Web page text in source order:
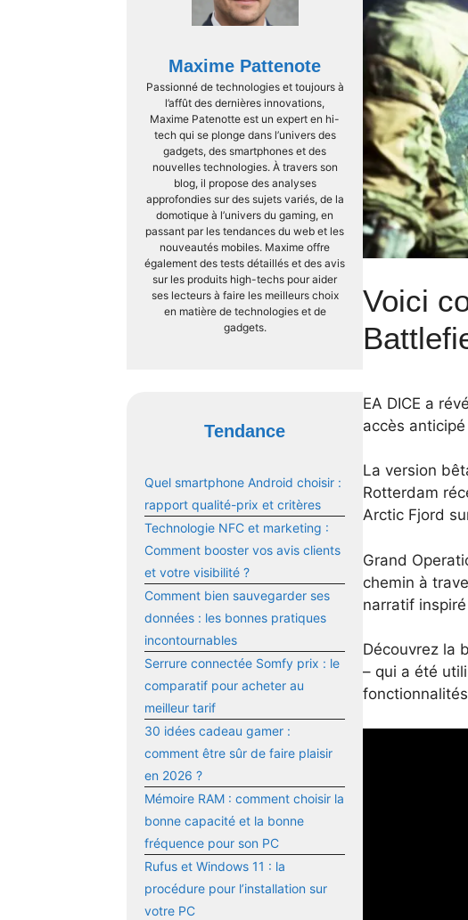
Maxime Pattenote
Passionné de technologies et toujours à
l’affût des dernières innovations,
Maxime Patenotte est un expert en hi-
tech qui se plonge dans l’univers des
gadgets, des smartphones et des
nouvelles technologies. À travers son
blog, il propose des analyses
approfondies sur des sujets variés, de la
domotique à l’univers du gaming, en
passant par les tendances du web et les
nouveautés mobiles. Maxime offre
également des tests détaillés et des avis
sur les produits high-techs pour aider
ses lecteurs à faire les meilleurs choix
en matière de technologies et de
gadgets.
Tendance
Quel smartphone Android choisir :
rapport qualité-prix et critères
Technologie NFC et marketing :
Comment booster vos avis clients
et votre visibilité ?
Comment bien sauvegarder ses
données : les bonnes pratiques
incontournables
Serrure connectée Somfy prix : le
comparatif pour acheter au
meilleur tarif
30 idées cadeau gamer :
comment être sûr de faire plaisir
en 2026 ?
Mémoire RAM : comment choisir la
bonne capacité et la bonne
fréquence pour son PC
Rufus et Windows 11 : la
procédure pour l’installation sur
votre PC
Voici
EA DICE a
accès
La version
Rotterdam
Arctic Fjord
Grand
chemin à
narratif
Découvrez la
– qui a été